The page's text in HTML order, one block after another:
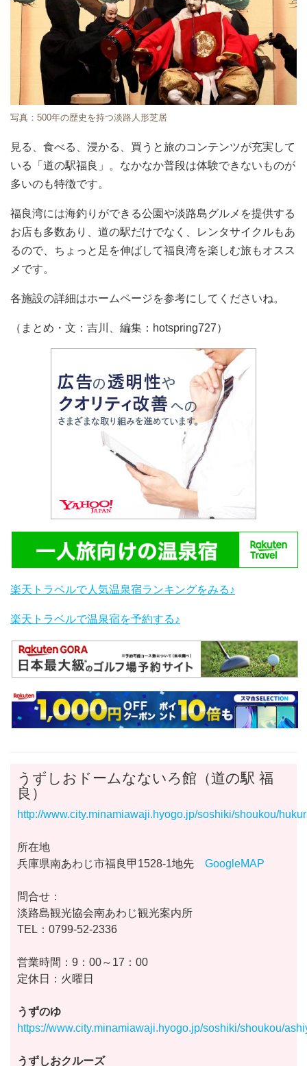
写真：500年の歴史を持つ淡路人形芝居
見る、食べる、浸かる、買うと旅のコンテンツが充実して
いる「道の駅福良」。なかなか普段は体験できないものが
多いのも特徴です。
福良湾には海釣りができる公園や淡路島グルメを提供する
お店も多数あり、道の駅だけでなく、レンタサイクルもあ
るので、ちょっと足を伸ばして福良湾を楽しむ旅もオスス
メです。
各施設の詳細はホームページを参考にしてくださいね。
（まとめ・文：吉川、編集：hotspring727）
楽天トラベルで人気温泉宿ランキングをみる♪
楽天トラベルで温泉宿を予約する♪
うずしおドームなないろ館（道の駅 福
良）
http://www.city.minamiawaji.hyogo.jp/soshiki/shoukou/
所在地
兵庫県南あわじ市福良甲1528-1地先 GoogleMAP
問合せ：
淡路島観光協会南あわじ観光案内所
TEL：0799-52-2336
営業時間：9：00～17：00
定休日：火曜日
うずのゆ
https://www.city.minamiawaji.hyogo.jp/soshiki/shoukou/
うずしおクルーズ